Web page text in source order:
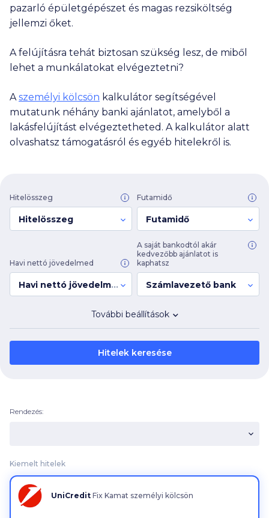
pazarló épületgépészet és magas rezsiköltség
jellemzi őket.
A felújításra tehát biztosan szükség lesz, de miből
lehet a munkálatokat elvégeztetni?
A személyi kölcsön kalkulátor segítségével
mutatunk néhány banki ajánlatot, amelyből a
lakásfelújítást elvégeztetheted. A kalkulátor alatt
olvashatsz támogatásról és egyéb hitelekről is.
Hitelösszeg
Hitelösszeg
Futamidő
Futamidő
Havi nettó jövedelmed
Havi nettó jövedelmed
A saját bankodtól akár
kedvezőbb ajánlatot is
kaphatsz
Számlavezető bank
További beállítások
Hitelek keresése
Kiemelt hitelek
Rendezés:
UniCredit Fix Kamat személyi kölcsön